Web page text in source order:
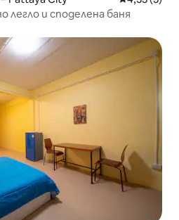
легло и споделена баня